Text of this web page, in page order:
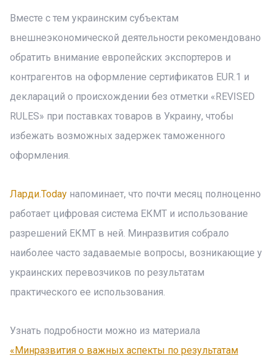
Вместе с тем украинским субъектам
внешнеэкономической деятельности рекомендовано
обратить внимание европейских экспортеров и
контрагентов на оформление сертификатов EUR.1 и
деклараций о происхождении без отметки «REVISED
RULES» при поставках товаров в Украину, чтобы
избежать возможных задержек таможенного
оформления.
Ларди.Today напоминает, что почти месяц полноценно
работает цифровая система ЕКМТ и использование
разрешений ЕКМТ в ней. Минразвития собрало
наиболее часто задаваемые вопросы, возникающие у
украинских перевозчиков по результатам
практического ее использования.
Узнать подробности можно из материала
«Минразвития о важных аспекты по результатам